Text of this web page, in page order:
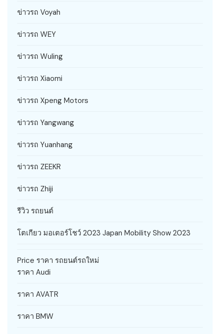
ข่าวรถ Voyah
ข่าวรถ WEY
ข่าวรถ Wuling
ข่าวรถ Xiaomi
ข่าวรถ Xpeng Motors
ข่าวรถ Yangwang
ข่าวรถ Yuanhang
ข่าวรถ ZEEKR
ข่าวรถ Zhiji
รีวิว รถยนต์
โตเกียว มอเตอร์โชว์ 2023 Japan Mobility Show 2023
Price ราคา รถยนต์รถใหม่
ราคา Audi
ราคา AVATR
ราคา BMW